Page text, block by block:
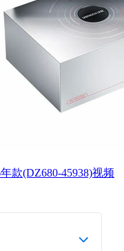
款(DZ680-45938)视频